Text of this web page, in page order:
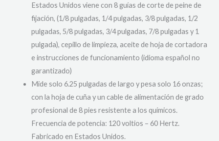
Estados Unidos viene con 8 guías de corte de peine de
fijación, (1/8 pulgadas, 1/4 pulgadas, 3/8 pulgadas, 1/2
pulgadas, 5/8 pulgadas, 3/4 pulgadas, 7/8 pulgadas y 1
pulgada), cepillo de limpieza, aceite de hoja de cortadora
e instrucciones de funcionamiento (idioma español no
garantizado)
Mide solo 6.25 pulgadas de largo y pesa solo 16 onzas;
con la hoja de cuña y un cable de alimentación de grado
profesional de 8 pies resistente a los químicos.
Frecuencia de potencia: 120 voltios – 60 Hertz.
Fabricado en Estados Unidos.